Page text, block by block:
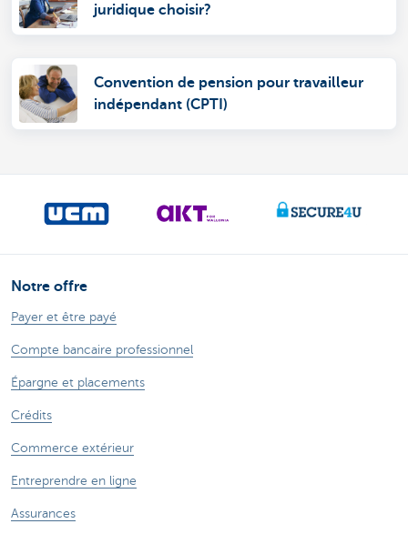
juridique choisir?
Convention de pension pour travailleur
indépendant (CPTI)
Notre offre
Payer et être payé
Compte bancaire professionnel
Épargne et placements
Crédits
Commerce extérieur
Entreprendre en ligne
Assurances